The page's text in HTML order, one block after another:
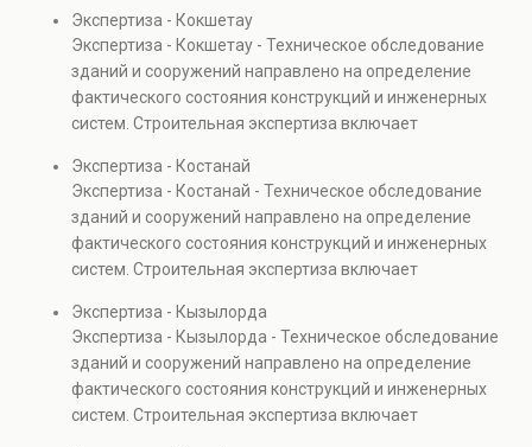
элементов и оценку эксплуатационной безопасности.
Услуга востребована при покупке недвижимости,
капитальном ремонте и реконструкции объектов, а
также при судебных разбирательствах и технических
проверках.
Экспертиза - Кокшетау
Экспертиза - Кокшетау - Техническое обследование
зданий и сооружений направлено на определение
фактического состояния конструкций и инженерных
систем. Строительная экспертиза включает
элементов и оценку эксплуатационной безопасности.
Услуга востребована при покупке недвижимости,
капитальном ремонте и реконструкции объектов, а
также при судебных разбирательствах и технических
проверках.
Экспертиза - Костанай
Экспертиза - Костанай - Техническое обследование
зданий и сооружений направлено на определение
фактического состояния конструкций и инженерных
систем. Строительная экспертиза включает
элементов и оценку эксплуатационной безопасности.
Услуга востребована при покупке недвижимости,
капитальном ремонте и реконструкции объектов, а
также при судебных разбирательствах и технических
проверках.
Экспертиза - Кызылорда
Экспертиза - Кызылорда - Техническое обследование
зданий и сооружений направлено на определение
фактического состояния конструкций и инженерных
систем. Строительная экспертиза включает